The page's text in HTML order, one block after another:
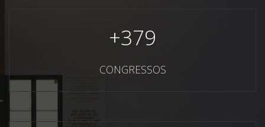
+379
CONGRESSOS